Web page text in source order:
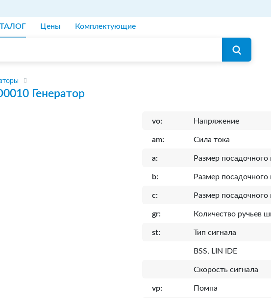
Цены Комплектующие
Генератор
vo: Напряжение
am: Сила тока
a: Размер посадочного
b: Размер посадочного
c: Размер посадочного
gr: Количество ручьев
st: Тип сигнала
BSS, LIN IDE
Скорость сигнала
vp: Помпа